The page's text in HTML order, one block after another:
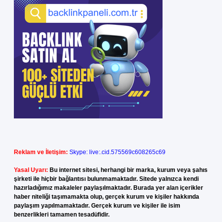
Reklam ve İletişim: Skype: live:.cid.575569c608265c69
Yasal Uyarı: Bu internet sitesi, herhangi bir marka, kurum veya şahıs
şirketi ile hiçbir bağlantısı bulunmamaktadır. Sitede yalnızca kendi
hazırladığımız makaleler paylaşılmaktadır. Burada yer alan içerikler
haber niteliği taşımamakta olup, gerçek kurum ve kişiler hakkında
paylaşım yapılmamaktadır. Gerçek kurum ve kişiler ile isim
benzerlikleri tamamen tesadüfidir.